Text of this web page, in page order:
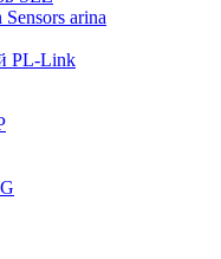
arina
PL-Link